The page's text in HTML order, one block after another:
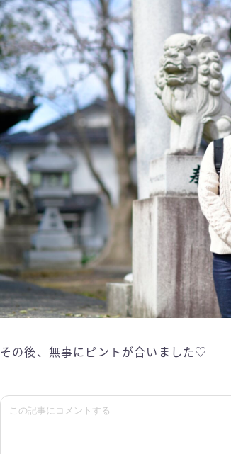
その後、無事にピントが合いました♡